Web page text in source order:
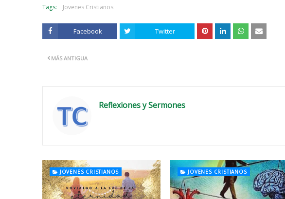
Tags: Jovenes Cristianos
Facebook Twitter
MÁS ANTIGUA
Reflexiones y Sermones
JOVENES CRISTIANOS JOVENES CRISTIANOS